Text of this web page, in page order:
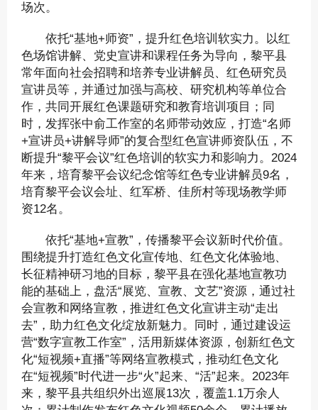
场次。
依托“基地+师资”，提升红色培训软实力。以红
色场馆讲解、党史宣讲和课程任务为导向，黎平县
常年面向社会招聘和培养专业讲解员、红色研究员
宣讲员等，并通过加强与高校、研究机构等单位合
作，共同开展红色课题研究和教育培训项目；同
时，发挥张中俞工作室的名师带动效应，打造“名师
+宣讲员+讲解导师”的复合型红色宣讲师资队伍，不
断提升“黎平会议”红色培训的软实力和影响力。2024
年来，培育黎平会议纪念馆等红色专业讲解员9名，
培育黎平会议会址、红军桥、佳所村等现场教学师
资12名。
依托“基地+宣教”，传播黎平会议新时代价值。
围绕提升打造红色文化宣传地、红色文化体验地、
长征精神研习地的目标，黎平县在强化基地宣教功
能的基础上，盘活“展览、宣教、文艺”资源，通过社
会宣教和网络宣教，推进红色文化宣讲主动“走出
去”，助力红色文化绽放新魅力。同时，通过建设运
营“数字宣教工作室”，活用新媒体资源，创新红色文
化“短视频+直播”等网络宣教模式，推动红色文化
在“短视频”时代进一步“火”起来、“活”起来。2023年
来，黎平县共组织外出巡展13次，覆盖1.1万余人